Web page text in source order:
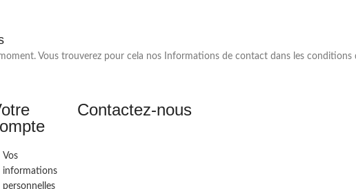
Vous trouverez pour cela nos Informations de contact dans les
Vos
informations
personnelles
Contactez-nous